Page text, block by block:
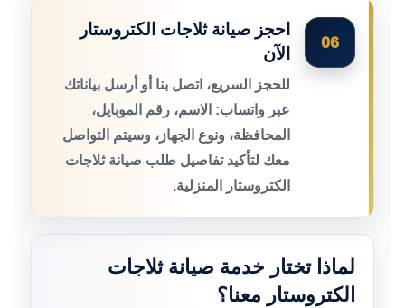
06
احجز صيانة ثلاجات الكتروستار
الآن
للحجز السريع، اتصل بنا أو أرسل بياناتك
عبر واتساب: الاسم، رقم الموبايل،
المحافظة، ونوع الجهاز، وسيتم التواصل
معك لتأكيد تفاصيل طلب صيانة ثلاجات
الكتروستار المنزلية.
لماذا تختار خدمة صيانة ثلاجات
الكتروستار معنا؟